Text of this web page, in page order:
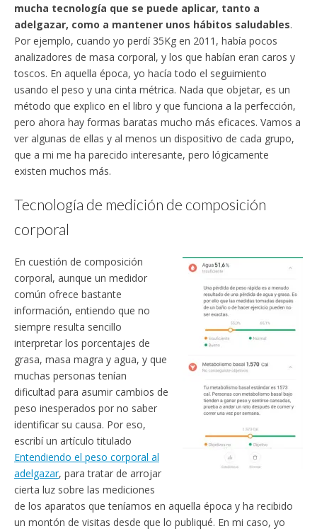
mucha tecnología que se puede aplicar, tanto a
adelgazar, como a mantener unos hábitos saludables.
Por ejemplo, cuando yo perdí 35Kg en 2011, había pocos
analizadores de masa corporal, y los que habían eran caros y
toscos. En aquella época, yo hacía todo el seguimiento
usando el peso y una cinta métrica. Nada que objetar, es un
método que explico en el libro y que funciona a la perfección,
pero ahora hay formas baratas mucho más eficaces. Vamos a
ver algunas de ellas y al menos un dispositivo de cada grupo,
que a mi me ha parecido interesante, pero lógicamente
existen muchos más.
Tecnología de medición de composición
corporal
En cuestión de composición
corporal, aunque un medidor
común ofrece bastante
información, entiendo que no
siempre resulta sencillo
interpretar los porcentajes de
grasa, masa magra y agua, y que
muchas personas tenían
dificultad para asumir cambios de
peso inesperados por no saber
identificar su causa. Por eso,
escribí un artículo titulado
Entendiendo el peso corporal al
adelgazar, para tratar de arrojar
cierta luz sobre las mediciones
de los aparatos que teníamos en aquella época y ha recibido
un montón de visitas desde que lo publiqué. En mi caso, yo